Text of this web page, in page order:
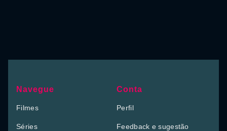
Navegue
Filmes
Séries
Conta
Perfil
Feedback e sugestão